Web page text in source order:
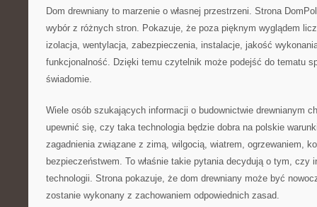
Dom drewniany to marzenie o własnej przestrzeni. Strona
wybór z różnych stron. Pokazuje, że poza pięknym wyglądem
izolacja, wentylacja, zabezpieczenia, instalacje, jakość
funkcjonalność. Dzięki temu czytelnik może podejść do tematu
świadomie.
Wiele osób szukających informacji o budownictwie drewnianym
upewnić się, czy taka technologia będzie dobra na polskie
zagadnienia związane z zimą, wilgocią, wiatrem, ogrzewaniem,
bezpieczeństwem. To właśnie takie pytania decydują o tym, czy
technologii. Strona pokazuje, że dom drewniany może być
zostanie wykonany z zachowaniem odpowiednich zasad.